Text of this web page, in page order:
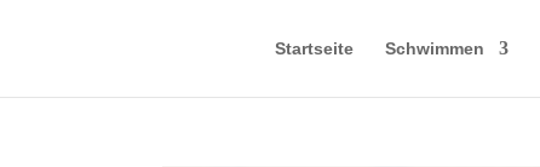
Startseite Schwimmen